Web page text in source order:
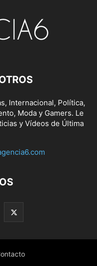
Internacional, Política,
Moda y Gamers. Le
y Vídeos de Última